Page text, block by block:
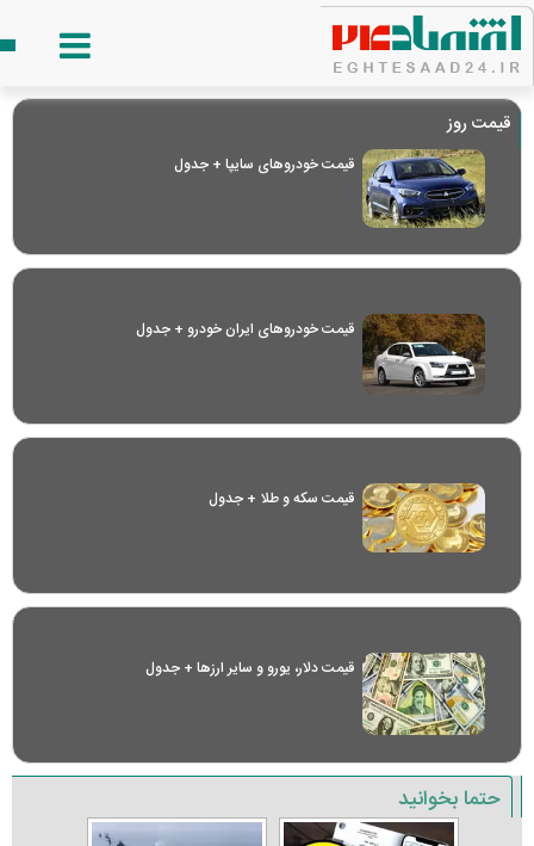
قیمت روز
قیمت خودرو‌های سایپا + جدول
قیمت خودرو‌های ایران خودرو + جدول
قیمت سکه و طلا + جدول
قیمت دلار، یورو و سایر ارز‌ها + جدول
حتما بخوانید